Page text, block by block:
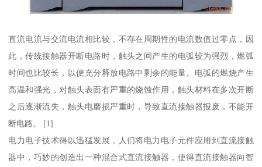
直流电流与交流电流相比较，不存在周期性的电流数值过零点，因
此，传统接触器开断电路时，触头之间产生的电弧较为强烈，燃弧
时间也比较长，以便充分释放电路中剩余的能量。电弧的燃烧产生
高温和强光，对触头表面有严重的烧蚀作用，触头材料在多次开断
之后逐渐流失，触头电磨损严重时，导致直流接触器报废，不能开
断电路。 [1]
电力电子技术得以迅猛发展，人们将电力电子元件应用到直流接触
器中，巧妙的创造出一种混合式直流接触器，使得直流接触器向智